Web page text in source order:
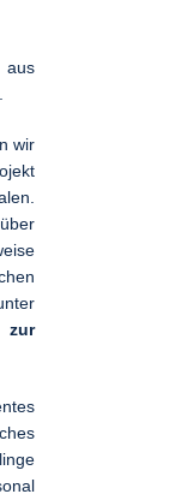
wir
zur